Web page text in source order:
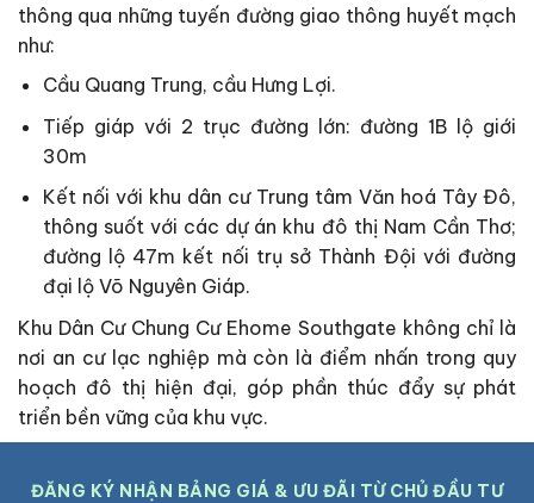
thông qua những tuyến đường giao thông huyết mạch
như:
Cầu Quang Trung, cầu Hưng Lợi.
Tiếp giáp với 2 trục đường lớn: đường 1B lộ giới
30m
Kết nối với khu dân cư Trung tâm Văn hoá Tây Đô,
thông suốt với các dự án khu đô thị Nam Cần Thơ;
đường lộ 47m kết nối trụ sở Thành Đội với đường
đại lộ Võ Nguyên Giáp.
Khu Dân Cư Chung Cư Ehome Southgate không chỉ là
nơi an cư lạc nghiệp mà còn là điểm nhấn trong quy
hoạch đô thị hiện đại, góp phần thúc đẩy sự phát
triển bền vững của khu vực.
ĐĂNG KÝ NHẬN BẢNG GIÁ & ƯU ĐÃI TỪ CHỦ ĐẦU TƯ